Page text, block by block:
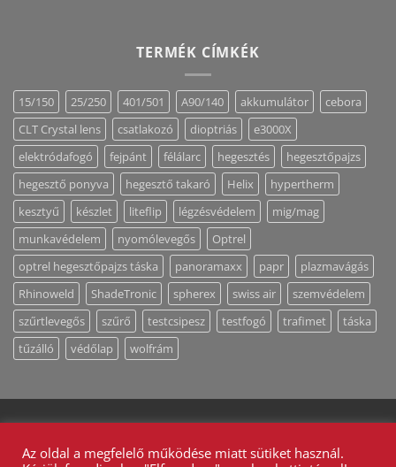
TERMÉK CÍMKÉK
15/150 25/250 401/501 A90/140 akkumulátor
cebora
CLT Crystal lens
csatlakozó dioptriás
e3000X
elektródafogó
fejpánt félálarc hegesztés
hegesztőpajzs
hegesztő ponyva
hegesztő takaró Helix
hypertherm
kesztyű
készlet liteflip légzésvédelem
mig/mag
munkavédelem
nyomólevegős
Optrel
optrel hegesztőpajzs táska
panoramaxx papr
plazmavágás
Rhinoweld
ShadeTronic spherex swiss air
szemvédelem
szűrtlevegős
szűrő testcsipesz testfogó trafimet
táska
tűzálló
védőlap wolfrám
KAPCSOLAT / AJÁNLATKÉRÉS
Az oldal a megfelelő működése miatt sütiket használ.